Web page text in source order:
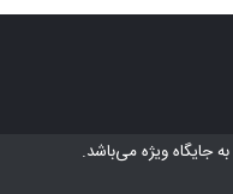
جایگاه ویژهمی‌باشد.